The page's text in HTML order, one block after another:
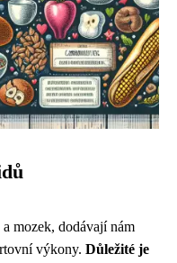
mozek, dodávají nám
výkony. Důležité je